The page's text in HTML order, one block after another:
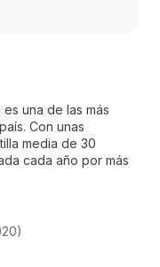
una de las más
Con unas
media de 30
cada año por más